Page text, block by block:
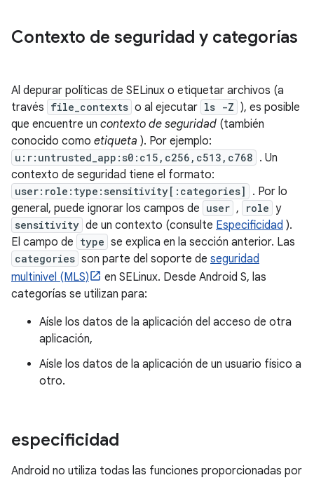
Contexto de seguridad y categorías
Al depurar políticas de SELinux o etiquetar archivos (a
través file_contexts o al ejecutar ls -Z ), es posible
que encuentre un contexto de seguridad (también
conocido como etiqueta ). Por ejemplo:
u:r:untrusted_app:s0:c15,c256,c513,c768 . Un
contexto de seguridad tiene el formato:
user:role:type:sensitivity[:categories]
. Por lo
general, puede ignorar los campos de user , role y
sensitivity de un contexto (consulte Especificidad ).
El campo de type se explica en la sección anterior. Las
categories son parte del soporte de seguridad
multinivel (MLS)
en SELinux. Desde Android S, las
categorías se utilizan para:
Aísle los datos de la aplicación del acceso de otra
aplicación,
Aísle los datos de la aplicación de un usuario físico a
otro.
especificidad
Android no utiliza todas las funciones proporcionadas por